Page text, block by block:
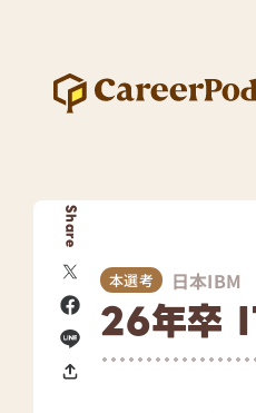
Share
本選考 日本IBM
26年卒